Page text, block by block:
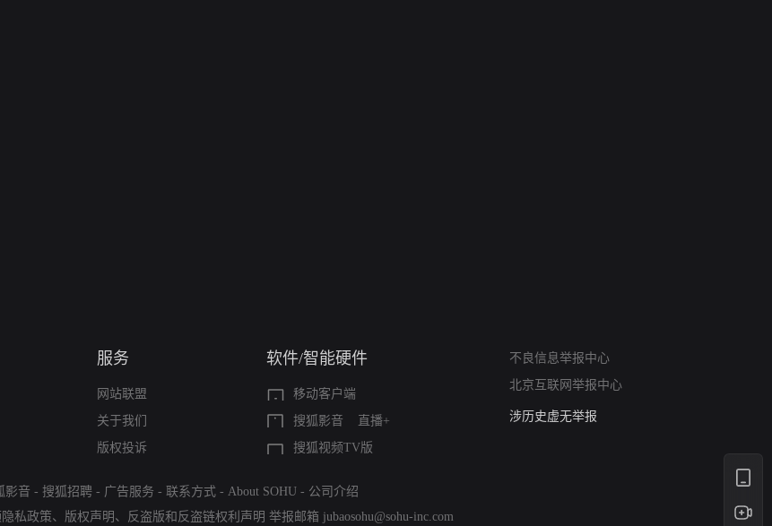
服务
网站联盟
关于我们
版权投诉
软件/智能硬件
移动客户端
搜狐影音
直播+
搜狐视频TV版
不良信息举报中心
北京互联网举报中心
亚运会举报专区
涉历史虚无举报
影音 - 搜狐招聘 - 广告服务 - 联系方式 - About SOHU - 公司介绍
私政策、 版权声明 、 反盗版和反盗链权利声明 举报邮箱 jubaosohu@sohu-inc.com